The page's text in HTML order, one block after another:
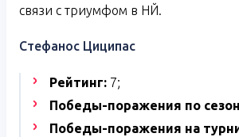
связи с триумфом в НЙ.
Стефанос Циципас
Рейтинг: 7;
Победы-поражения по
Победы-поражения на